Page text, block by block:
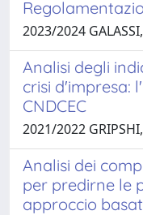
2023/2024
Analisi degli
crisi d'impresa:
CNDCEC
2021/2022
Analisi dei
per predirne le
approccio